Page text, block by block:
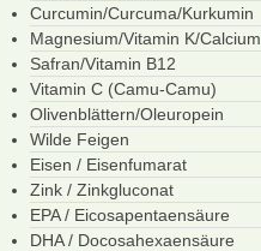
Curcumin/Curcuma/Kurkumin
Magnesium/Vitamin K/Calcium
Safran/Vitamin B12
Vitamin C (Camu-Camu)
Olivenblättern/Oleuropein
Wilde Feigen
Eisen / Eisenfumarat
Zink / Zinkgluconat
EPA / Eicosapentaensäure
DHA / Docosahexaensäure